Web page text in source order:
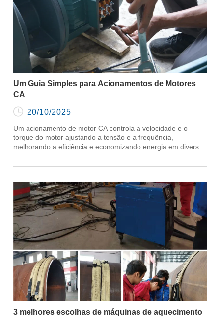
Um Guia Simples para Acionamentos de Motores
CA
 20/10/2025
Um acionamento de motor CA controla a velocidade e o
torque do motor ajustando a tensão e a frequência,
melhorando a eficiência e economizando energia em diversas
3 melhores escolhas de máquinas de aquecimento